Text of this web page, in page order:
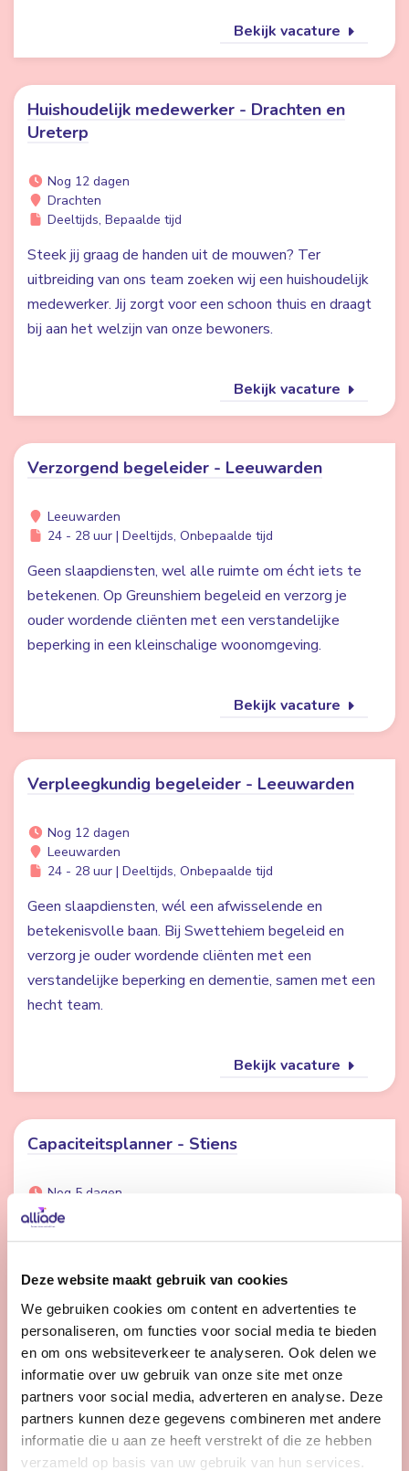
Deze website maakt gebruik van cookies
We gebruiken cookies om content en advertenties te
personaliseren, om functies voor social media te bieden
en om ons websiteverkeer te analyseren. Ook delen we
informatie over uw gebruik van onze site met onze
partners voor social media, adverteren en analyse. Deze
partners kunnen deze gegevens combineren met andere
informatie die u aan ze heeft verstrekt of die ze hebben
verzameld op basis van uw gebruik van hun services.
Bekijk vacature
Huishoudelijk medewerker - Drachten en
Ureterp
Nog 12 dagen
Drachten
Deeltijds, Bepaalde tijd
Steek jij graag de handen uit de mouwen? Ter
uitbreiding van ons team zoeken wij een huishoudelijk
medewerker. Jij zorgt voor een schoon thuis en draagt
bij aan het welzijn van onze bewoners.
Bekijk vacature
Verzorgend begeleider - Leeuwarden
Leeuwarden
24 - 28 uur | Deeltijds, Onbepaalde tijd
Geen slaapdiensten, wel alle ruimte om écht iets te
betekenen. Op Greunshiem begeleid en verzorg je
ouder wordende cliënten met een verstandelijke
beperking in een kleinschalige woonomgeving.
Bekijk vacature
Verpleegkundig begeleider - Leeuwarden
Nog 12 dagen
Leeuwarden
24 - 28 uur | Deeltijds, Onbepaalde tijd
Geen slaapdiensten, wél een afwisselende en
betekenisvolle baan. Bij Swettehiem begeleid en
verzorg je ouder wordende cliënten met een
verstandelijke beperking en dementie, samen met een
hecht team.
Bekijk vacature
Capaciteitsplanner - Stiens
Nog 5 dagen
Stiens
28 - 32 uur | Voltijds, Onbepaalde tijd
een stap verder dan de dagelijkse praktijk?
Bekijk vacature
Persoonlijke Begeleider complexe zorg -
Stiens